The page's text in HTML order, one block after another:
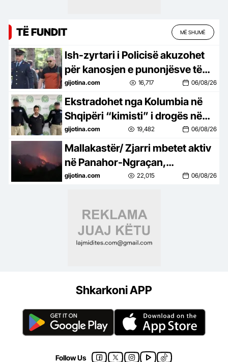
TË FUNDIT MË SHUMË
Ish-zyrtari i Policisë akuzohet
për kanosjen e punonjësve të
një hoteli në Dhërmi
gijotina.com 16,717 06/08/26
Ekstradohet nga Kolumbia në
Shqipëri “kimisti” i drogës në
Frakull, i dënuar me 14 vite burg
gijotina.com 19,482 06/08/26
Mallakastër/ Zjarri mbetet aktiv
në Panahor-Ngraçan,
zjarrfikësit ndërpresin
gijotina.com 22,015 06/08/26
Shkarkoni APP
Follow Us